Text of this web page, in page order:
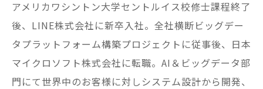
アメリカワシントン大学セントルイス校修士課程終了
後、LINE株式会社に新卒入社。全社横断ビッグデー
タプラットフォーム構築プロジェクトに従事後、日本
マイクロソフト株式会社に転職。AI＆ビッグデータ部
門にて世界中のお客様に対しシステム設計から開発、